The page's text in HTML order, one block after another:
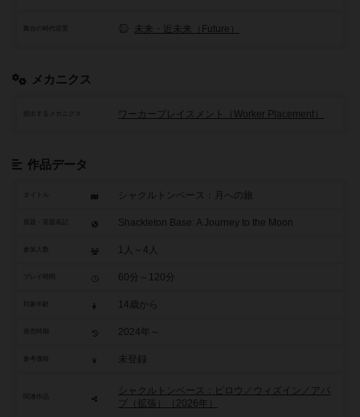
舞台の時代背景 未来・近未来（Future）
メカニクス
頻出するメカニクス ワーカープレイスメント（Worker Placement）
作品データ
タイトル シャクルトンベース：月への旅
原題・英題表記 Shackleton Base: A Journey to the Moon
参加人数 1人～4人
60分～120分
対象年齢 14歳から
2024年～
参考価格 未登録
関連作品
シャクルトンベース：ビロウ／ウィズイン／アバ
ブ（拡張）（2026年）